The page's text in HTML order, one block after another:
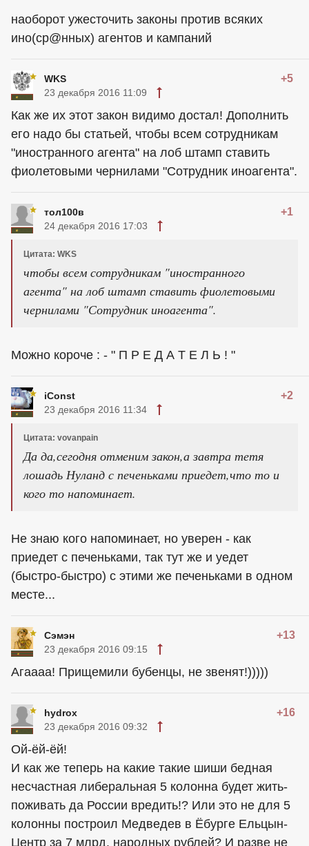
наоборот ужесточить законы против всяких
ино(ср@нных) агентов и кампаний
WKS +5
23 декабря 2016 11:09
Как же их этот закон видимо достал! Дополнить
его надо бы статьей, чтобы всем сотрудникам
"иностранного агента" на лоб штамп ставить
фиолетовыми чернилами "Сотрудник иноагента".
тол100в +1
24 декабря 2016 17:03
Цитата: WKS
чтобы всем сотрудникам "иностранного
агента" на лоб штамп ставить фиолетовыми
чернилами "Сотрудник иноагента".
Можно короче : - " П Р Е Д А Т Е Л Ь ! "
iConst +2
23 декабря 2016 11:34
Цитата: vovanpain
Да да,сегодня отменим закон,а завтра тетя
лошадь Нуланд с печеньками приедет,что то и
кого то напоминает.
Не знаю кого напоминает, но уверен - как
приедет с печеньками, так тут же и уедет
(быстро-быстро) с этими же печеньками в одном
месте...
Сэмэн +13
23 декабря 2016 09:15
Агаааа! Прищемили бубенцы, не звенят!)))))
hydrox +16
23 декабря 2016 09:32
Ой-ёй-ёй!
И как же теперь на какие такие шиши бедная
несчастная либеральная 5 колонна будет жить-
поживать да России вредить!? Или это не для 5
колонны построил Медведев в Ёбурге Ельцын-
Центр за 7 млрд. народных рублей? И разве не